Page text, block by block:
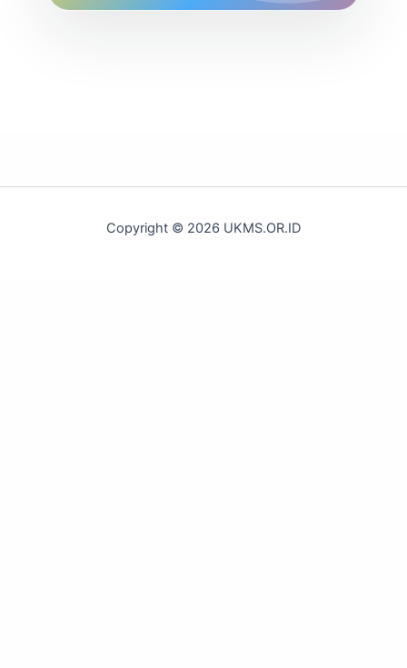
Copyright © 2026 UKMS.OR.ID